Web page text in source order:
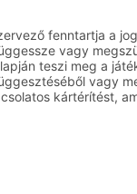
fenntartja a
vagy
teszi meg a
vagy
kártérítést,